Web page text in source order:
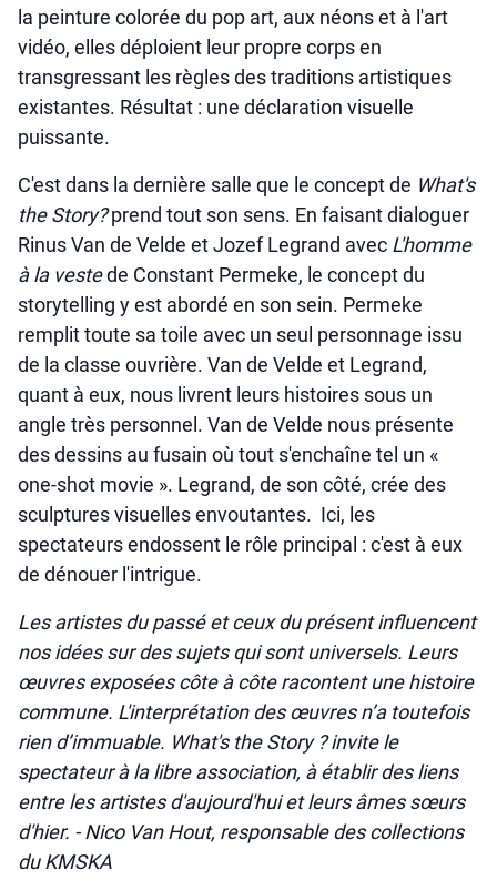
la peinture colorée du pop art, aux néons et à l'art
vidéo, elles déploient leur propre corps en
transgressant les règles des traditions artistiques
existantes. Résultat : une déclaration visuelle
puissante.
C'est dans la dernière salle que le concept de What's
the Story?prend tout son sens. En faisant dialoguer
Rinus Van de Velde et Jozef Legrand avec L'homme
à la vestede Constant Permeke, le concept du
storytelling y est abordé en son sein. Permeke
remplit toute sa toile avec un seul personnage issu
de la classe ouvrière. Van de Velde et Legrand,
quant à eux, nous livrent leurs histoires sous un
angle très personnel. Van de Velde nous présente
des dessins au fusain où tout s'enchaîne tel un «
one-shot movie ». Legrand, de son côté, crée des
sculptures visuelles envoutantes. Ici, les
spectateurs endossent le rôle principal : c'est à eux
de dénouer l'intrigue.
Les artistes du passé et ceux du présent influencent
nos idées sur des sujets qui sont universels. Leurs
œuvres exposées côte à côte racontent une histoire
commune. L'interprétation des œuvres n’a toutefois
rien d’immuable. What's the Story ? invite le
spectateur à la libre association, à établir des liens
entre les artistes d'aujourd'hui et leurs âmes sœurs
d'hier. - Nico Van Hout, responsable des collections
du KMSKA